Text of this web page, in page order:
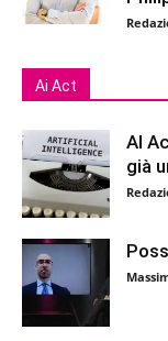
Ai Act
AI
già